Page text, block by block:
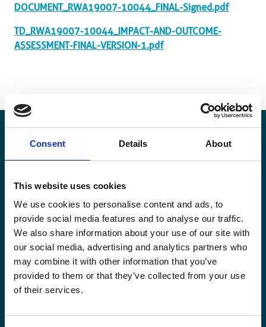
Consent Details About
This website uses cookies
We use cookies to personalise content and ads, to
provide social media features and to analyse our traffic.
We also share information about your use of our site with
our social media, advertising and analytics partners who
may combine it with other information that you’ve
provided to them or that they’ve collected from your use
of their services.
DOCUMENT_RWA19007-10044_FINAL-Signed.pdf
TD_RWA19007-10044_IMPACT-AND-OUTCOME-
ASSESSMENT-FINAL-VERSION-1.pdf
matière de coopération au développement.
Email